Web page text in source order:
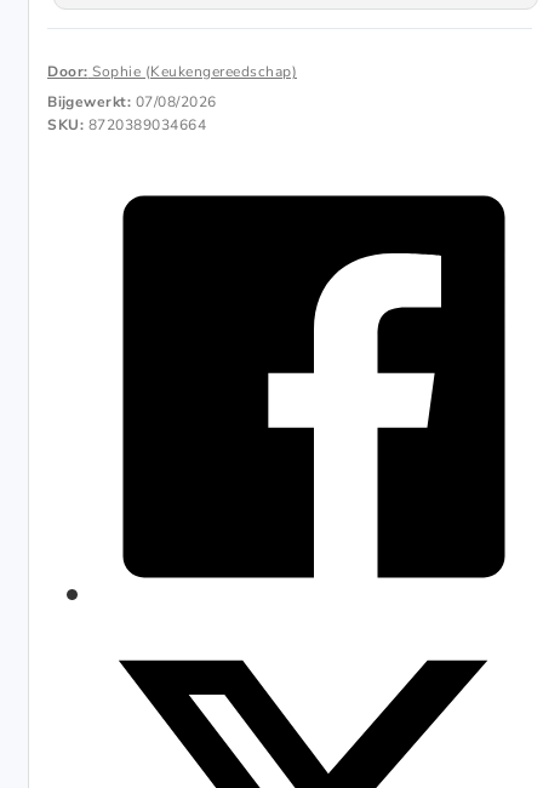
Door: Sophie (Keukengereedschap)
Bijgewerkt: 07/08/2026
SKU: 8720389034664